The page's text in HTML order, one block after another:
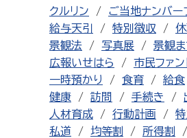
クルリン
ご当地ナンバー
給与天引
特別徴収
景観法
写真展 景観ま
広報いせはら
市民ファン
一時預かり
食育 給食
健康
訪問 手続き
人材育成
行動計画
私道
均等割 所得割